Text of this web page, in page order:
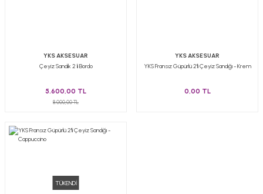
YKS AKSESUAR
Çeyiz Sandık 2 li Bordo
5.600,00 TL
8.000,00 TL
YKS AKSESUAR
YKS Fransız Güpürlü 2'li Çeyiz Sandığı - Krem
0,00 TL
TÜKENDİ